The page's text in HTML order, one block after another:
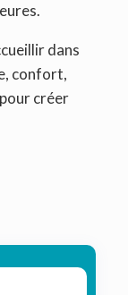
dans
confort,
créer